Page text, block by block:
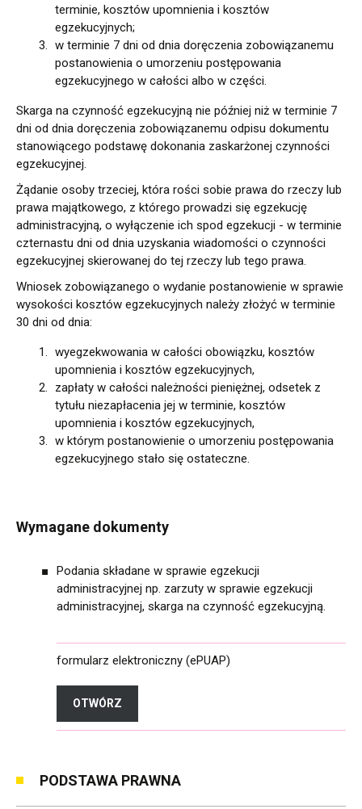
terminie, kosztów upomnienia i kosztów
egzekucyjnych;
w terminie 7 dni od dnia doręczenia zobowiązanemu
postanowienia o umorzeniu postępowania
egzekucyjnego w całości albo w części.
Skarga na czynność egzekucyjną nie później niż w terminie 7
dni od dnia doręczenia zobowiązanemu odpisu dokumentu
stanowiącego podstawę dokonania zaskarżonej czynności
egzekucyjnej.
Żądanie osoby trzeciej, która rości sobie prawa do rzeczy lub
prawa majątkowego, z którego prowadzi się egzekucję
administracyjną, o wyłączenie ich spod egzekucji - w terminie
czternastu dni od dnia uzyskania wiadomości o czynności
egzekucyjnej skierowanej do tej rzeczy lub tego prawa.
Wniosek zobowiązanego o wydanie postanowienie w sprawie
wysokości kosztów egzekucyjnych należy złożyć w terminie
30 dni od dnia:
wyegzekwowania w całości obowiązku, kosztów
upomnienia i kosztów egzekucyjnych,
zapłaty w całości należności pieniężnej, odsetek z
tytułu niezapłacenia jej w terminie, kosztów
upomnienia i kosztów egzekucyjnych,
w którym postanowienie o umorzeniu postępowania
egzekucyjnego stało się ostateczne.
Wymagane dokumenty
Podania składane w sprawie egzekucji
administracyjnej np. zarzuty w sprawie egzekucji
administracyjnej, skarga na czynność egzekucyjną.
formularz elektroniczny (ePUAP)
OTWÓRZ
PODSTAWA PRAWNA